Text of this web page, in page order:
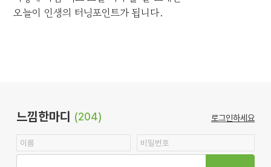
오늘이 인생의 터닝포인트가 됩니다.
느낌한마디 (204) 로그인하세요